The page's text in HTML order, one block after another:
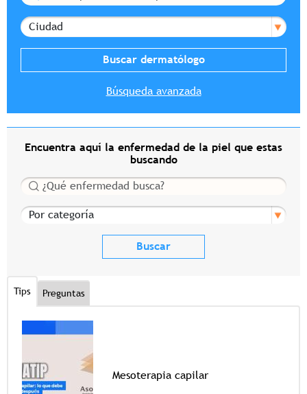
Ciudad
Búsqueda avanzada
Encuentra aquí la enfermedad de la piel que estas
buscando
Buscar
Por categoría
Tips Preguntas
Mesoterapia capilar